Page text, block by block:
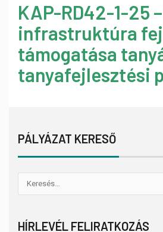
KAP-RD42-1-25
infrastruktúra
támogatása
tanyafejlesztési
PÁLYÁZAT KERESŐ
HÍRLEVÉL FELIRATKOZÁS